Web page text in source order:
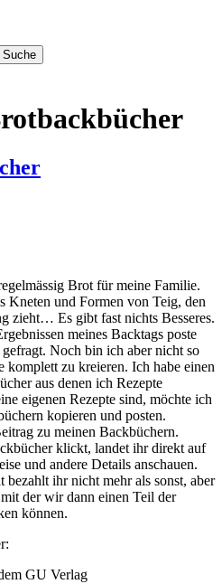
Brot für meine Familie.
Kneten und Formen von Teig, den
zieht… Es gibt fast nichts Besseres.
meines Backtags poste
Noch bin ich aber nicht so
komplett zu kreieren. Ich habe einen
aus denen ich Rezepte
eigenen Rezepte sind, möchte ich
kopieren und posten.
zu meinen Backbüchern.
klickt, landet ihr direkt auf
und andere Details anschauen.
ihr nicht mehr als sonst, aber
der wir dann einen Teil der
können.
GU Verlag